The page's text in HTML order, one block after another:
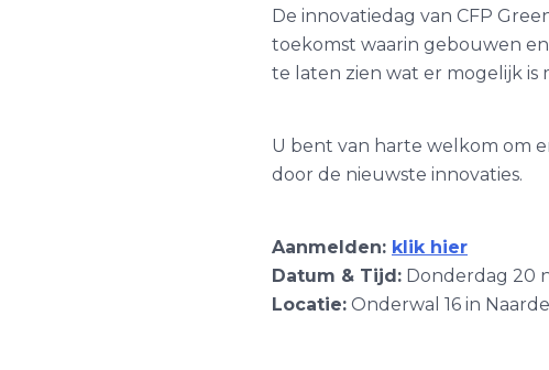
De innovatiedag van CFP
toekomst waarin gebouwen
te laten zien wat er mogelijk
U bent van harte welkom om
door de nieuwste innovaties.
Aanmelden: klik hier
Datum & Tijd: Donderdag 20
Locatie: Onderwal 16 in